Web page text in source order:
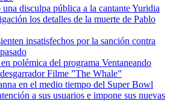
disculpa pública a la cantante Yuridia
los detalles de la muerte de Pablo
insatisfechos por la sanción contra
polémica del programa Ventaneando
Filme ”The Whale”
en el medio tiempo del Super Bowl
a sus usuarios e impone sus nuevas